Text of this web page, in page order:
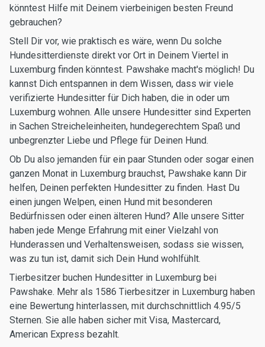
könntest Hilfe mit Deinem vierbeinigen besten Freund
gebrauchen?
Stell Dir vor, wie praktisch es wäre, wenn Du solche
Hundesitterdienste direkt vor Ort in Deinem Viertel in
Luxemburg finden könntest. Pawshake macht's möglich! Du
kannst Dich entspannen in dem Wissen, dass wir viele
verifizierte Hundesitter für Dich haben, die in oder um
Luxemburg wohnen. Alle unsere Hundesitter sind Experten
in Sachen Streicheleinheiten, hundegerechtem Spaß und
unbegrenzter Liebe und Pflege für Deinen Hund.
Ob Du also jemanden für ein paar Stunden oder sogar einen
ganzen Monat in Luxemburg brauchst, Pawshake kann Dir
helfen, Deinen perfekten Hundesitter zu finden. Hast Du
einen jungen Welpen, einen Hund mit besonderen
Bedürfnissen oder einen älteren Hund? Alle unsere Sitter
haben jede Menge Erfahrung mit einer Vielzahl von
Hunderassen und Verhaltensweisen, sodass sie wissen,
was zu tun ist, damit sich Dein Hund wohlfühlt.
Tierbesitzer buchen Hundesitter in Luxemburg bei
Pawshake. Mehr als 1586 Tierbesitzer in Luxemburg haben
eine Bewertung hinterlassen, mit durchschnittlich 4.95/5
Sternen. Sie alle haben sicher mit Visa, Mastercard,
American Express bezahlt.